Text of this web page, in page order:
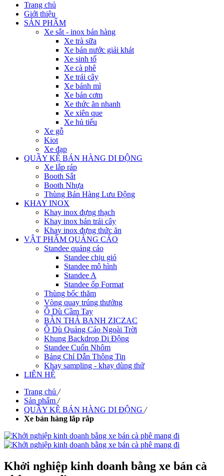
Trang chủ
Giới thiệu
SẢN PHẨM
Xe sắt - inox bán hàng
Xe trà sữa
Xe bán nước giải khát
Xe sinh tố
Xe cà phê
Xe trái cây
Xe bánh mì
Xe bán cơm
Xe thức ăn nhanh
Xe xiên que
Xe hủ tiếu
Xe gỗ
Kiot
Xe đạp
QUẦY KỆ BÁN HÀNG DI ĐỘNG
Xe lắp ráp
Booth Sắt
Booth Nhựa
Thùng Bán Hàng Lưu Động
KHAY INOX
Khay inox đựng thạch
Khay inox bán trái cây
Khay inox đựng thức ăn
VẬT PHẨM QUẢNG CÁO
Standee quảng cáo
Standee chịu gió
Standee mô hình
Standee A
Standee ốp Format
Thùng bốc thăm
Vòng quay trúng thưởng
Ô Dù Cầm Tay
BÀN THẢ BANH ZICZAC
Ô Dù Quảng Cáo Ngoài Trời
Khung Backdrop Di Động
Standee Cuốn Nhôm
Bảng Chỉ Dẫn Thông Tin
Khay sampling - khay dùng thử
LIÊN HỆ
Trang chủ /
Sản phẩm /
QUẦY KỆ BÁN HÀNG DI ĐỘNG /
Xe bán hàng lắp rắp
Khởi nghiệp kinh doanh bằng xe bán cà